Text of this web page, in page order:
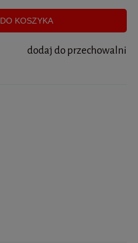
DO KOSZYKA
dodaj do przechowalni